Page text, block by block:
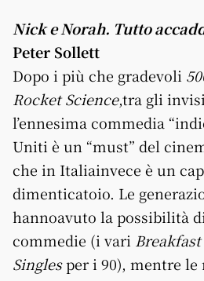
Nick e Norah. Tutto
Peter Sollett
Dopo i più che gradevoli
Rocket Science,tra gli
l’ennesima commedia
Uniti è un “must” del
che in Italiainvece è un
dimenticatoio. Le
hannoavuto la possibilità
commedie (i vari
Singlesper i 90), mentre le